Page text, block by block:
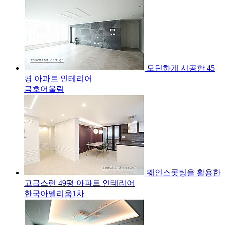
모던하게 시공한 45
평 아파트 인테리어
금호어울림
웨인스콧팅을 활용한
고급스런 49평 아파트 인테리어
한국아델리움1차